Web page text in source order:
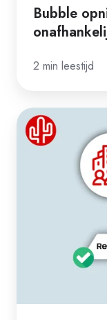
Bubble
2 min leestijd
De
risico’s
integraties